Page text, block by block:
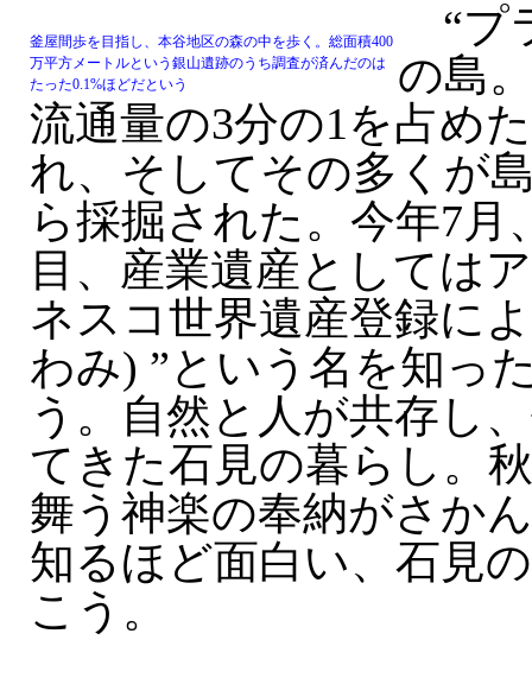
釜屋間歩を目指し、本谷地区の森の中を歩く。総面積400
万平方メートルという銀山遺跡のうち調査が済んだのは
たった0.1%ほどだという
“プ
の島
流通量の3分の1を占め
れ、そしてその多くが
ら採掘された。今年7月
目、産業遺産としては
ネスコ世界遺産登録に
わみ) ”という名を知っ
う。自然と人が共存し
てきた石見の暮らし。
舞う神楽の奉納がさか
知るほど面白い、石見
こう。